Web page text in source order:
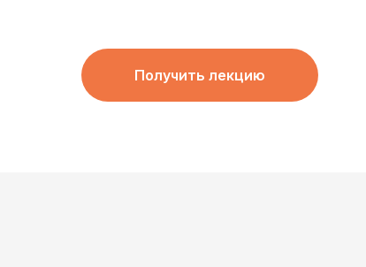
Получить лекцию